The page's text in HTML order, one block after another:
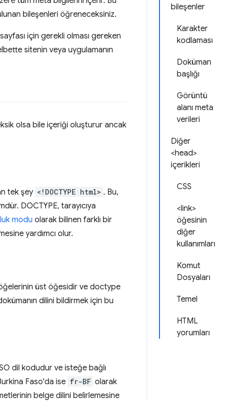
bileşenler
Karakter
kodlaması
Doküman
başlığı
Görüntü
alanı meta
verileri
Diğer
<head>
içerikleri
CSS
<link>
öğesinin
diğer
kullanımları
Komut
Dosyaları
Temel
HTML
yorumları
bileşenleri öğreneceksiniz.
için gerekli olması gereken
sitenin veya uygulamanın
olsa bile içeriği oluşturur ancak
tek şey <!DOCTYPE html> . Bu,
DOCTYPE, tarayıcıya
modu olarak bilinen farklı bir
yardımcı olur.
üst öğesidir ve doctype
dilini bildirmek için bu
dil kodudur ve isteğe bağlı
Faso'da ise fr-BF olarak
belge dilini belirlemesine